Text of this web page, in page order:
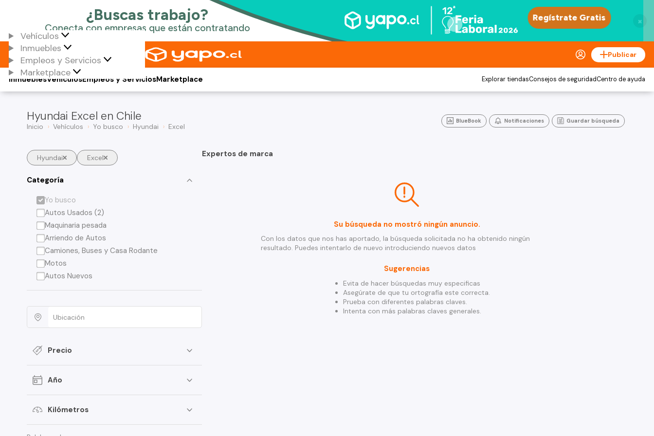
×
Vehículos
Inmuebles
Empleos y Servicios
Marketplace
Publicar
Vehículos
Inmuebles Empleos y ServiciosMarketplace Explorar tiendasConsejos de seguridadCentro de ayuda
Hyundai Excel en Chile
Inicio Vehículos Yo busco Hyundai Excel
BlueBook Notificaciones Guardar búsqueda
Hyundai Excel
Categoría
Yo busco
Autos Usados (2)
Maquinaria pesada
Arriendo de Autos
Camiones, Buses y Casa Rodante
Motos
Autos Nuevos
Precio
Año
Kilómetros
Expertos de marca
Su búsqueda no mostró ningún anuncio.
Con los datos que nos has aportado, la búsqueda solicitada no ha obtenido ningún
resultado. Puedes intentarlo de nuevo introduciendo nuevos datos
Sugerencias
Evita de hacer búsquedas muy especificas
Asegúrate de que tu ortografía este correcta.
Prueba con diferentes palabras claves.
Intenta con más palabras claves generales.